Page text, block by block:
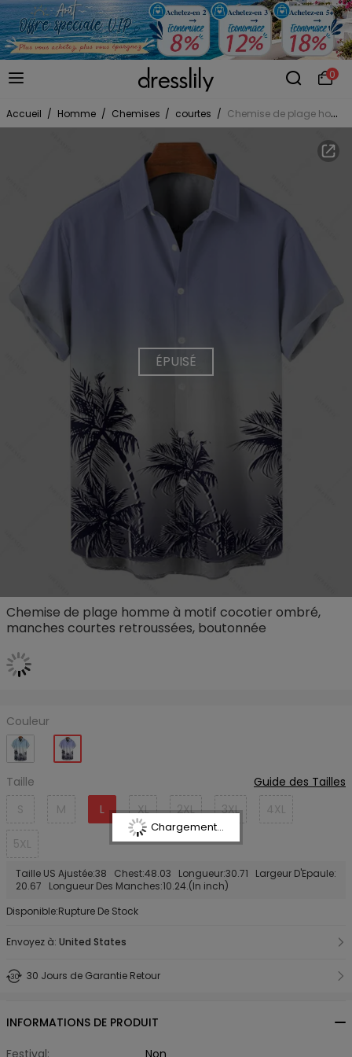
0
Accueil / Homme / Chemises / courtes / Chemise de plage homme à motif cocotier ombré, manches courtes retroussées, boutonnée
ÉPUISÉ
Chemise de plage homme à motif cocotier ombré,
manches courtes retroussées, boutonnée
Couleur
Taille
Guide des Tailles
S
M L XL 2XL 3XL 4XL
5XL
Taille US Ajustée:38 Chest:48.03 Longueur:30.71 Largeur D'Epaule:
20.67 Longueur Des Manches:10.24.(In inch)
Disponible:Rupture De Stock
Envoyez à: United States
30 Jours de Garantie Retour
INFORMATIONS DE PRODUIT
Chargement...